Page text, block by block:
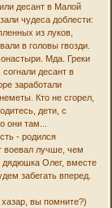
десант в Малой
чудеса доблести:
из луков,
в головы гвозди.
Мда. Греки
десант в
заработали
Кто не сгорел,
дети, с
они там...
- родился
воевал лучше, чем
дядюшка Олег, вместе
забегать вперед.
вы помните?)